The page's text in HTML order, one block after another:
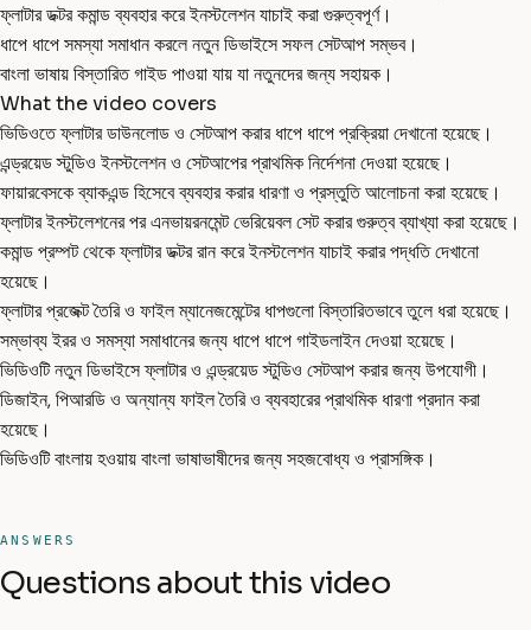
ফ্লাটার ডক্টর কমান্ড ব্যবহার করে ইনস্টলেশন যাচাই করা গুরুত্বপূর্ণ।
ধাপে ধাপে সমস্যা সমাধান করলে নতুন ডিভাইসে সফল সেটআপ সম্ভব।
বাংলা ভাষায় বিস্তারিত গাইড পাওয়া যায় যা নতুনদের জন্য সহায়ক।
What the video covers
ভিডিওতে ফ্লাটার ডাউনলোড ও সেটআপ করার ধাপে ধাপে প্রক্রিয়া দেখানো হয়েছে।
এন্ড্রয়েড স্টুডিও ইনস্টলেশন ও সেটআপের প্রাথমিক নির্দেশনা দেওয়া হয়েছে।
ফায়ারবেসকে ব্যাকএন্ড হিসেবে ব্যবহার করার ধারণা ও প্রস্তুতি আলোচনা করা হয়েছে।
ফ্লাটার ইনস্টলেশনের পর এনভায়রনমেন্ট ভেরিয়েবল সেট করার গুরুত্ব ব্যাখ্যা করা হয়েছে।
কমান্ড প্রম্পট থেকে ফ্লাটার ডক্টর রান করে ইনস্টলেশন যাচাই করার পদ্ধতি দেখানো
হয়েছে।
ফ্লাটার প্রজেক্ট তৈরি ও ফাইল ম্যানেজমেন্টের ধাপগুলো বিস্তারিতভাবে তুলে ধরা হয়েছে।
সম্ভাব্য ইরর ও সমস্যা সমাধানের জন্য ধাপে ধাপে গাইডলাইন দেওয়া হয়েছে।
ভিডিওটি নতুন ডিভাইসে ফ্লাটার ও এন্ড্রয়েড স্টুডিও সেটআপ করার জন্য উপযোগী।
ডিজাইন, পিআরডি ও অন্যান্য ফাইল তৈরি ও ব্যবহারের প্রাথমিক ধারণা প্রদান করা
হয়েছে।
ভিডিওটি বাংলায় হওয়ায় বাংলা ভাষাভাষীদের জন্য সহজবোধ্য ও প্রাসঙ্গিক।
ANSWERS
Questions about this video